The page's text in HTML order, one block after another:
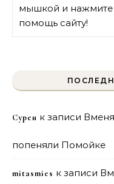
мышкой и нажмите
помощь сайту!
Сурен к записи
попеняли Помойке
mitasmies к записи